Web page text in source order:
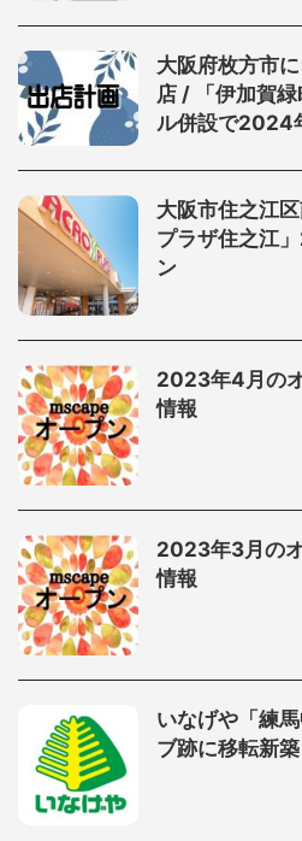
大阪府枚方市
店 / 「伊加賀
ル併設で2024
大阪市住之江
プラザ住之江
ン
2023年4月の
情報
2023年3月の
情報
いなげや「練
ブ跡に移転新